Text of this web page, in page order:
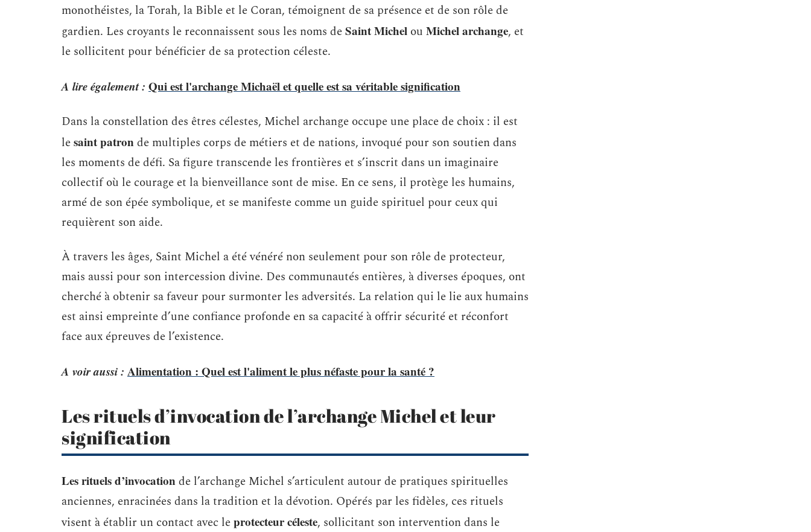
monothéistes, la Torah, la Bible et le Coran, témoignent de sa présence et de son rôle de
gardien. Les croyants le reconnaissent sous les noms deSaint Michel ou Michel archange, et
le sollicitent pour bénéficier de sa protection céleste.
A lire également : Qui est l'archange Michaël et quelle est sa véritable signification
Dans la constellation des êtres célestes, Michel archange occupe une place de choix : il est
lesaint patronde multiples corps de métiers et de nations, invoqué pour son soutien dans
les moments de défi. Sa figure transcende les frontières et s’inscrit dans un imaginaire
collectif où le courage et la bienveillance sont de mise. En ce sens, il protège les humains,
armé de son épée symbolique, et se manifeste comme un guide spirituel pour ceux qui
requièrent son aide.
À travers les âges, Saint Michel a été vénéré non seulement pour son rôle de protecteur,
mais aussi pour son intercession divine. Des communautés entières, à diverses époques, ont
cherché à obtenir sa faveur pour surmonter les adversités. La relation qui le lie aux humains
est ainsi empreinte d’une confiance profonde en sa capacité à offrir sécurité et réconfort
face aux épreuves de l’existence.
A voir aussi : Alimentation : Quel est l'aliment le plus néfaste pour la santé ?
Les rituels d’invocation de l’archange Michel et leur
signification
Les rituels d’invocationde l’archange Michel s’articulent autour de pratiques spirituelles
anciennes, enracinées dans la tradition et la dévotion. Opérés par les fidèles, ces rituels
visent à établir un contact avec leprotecteur céleste, sollicitant son intervention dans le